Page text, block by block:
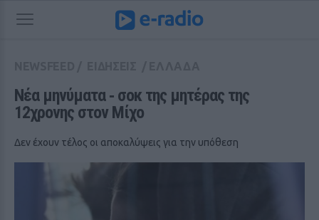
Νέα μηνύματα ‑ σοκ της μητέρας της
12χρονης στον Μίχο
Δεν έχουν τέλος οι αποκαλύψεις για την υπόθεση